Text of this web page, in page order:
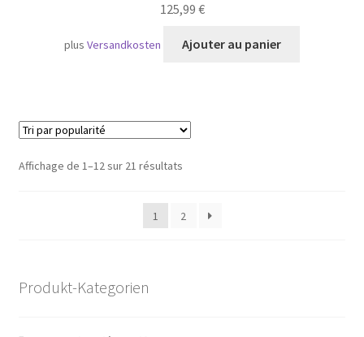
125,99 €
plusVersandkosten Ajouter au panier
Affichage de 1–12 sur 21 résultatsTrié
1
2
Produkt-Kategorien